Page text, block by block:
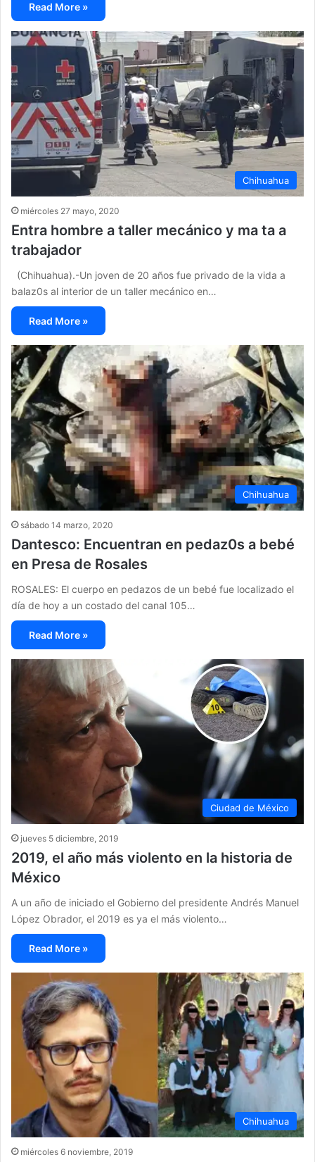
Read More »
Chihuahua
miércoles 27 mayo, 2020
Entra hombre a taller mecánico y ma ta a
trabajador
(Chihuahua).-Un joven de 20 años fue privado de la vida a
balaz0s al interior de un taller mecánico en…
Read More »
Chihuahua
sábado 14 marzo, 2020
Dantesco: Encuentran en pedaz0s a bebé
en Presa de Rosales
ROSALES: El cuerpo en pedazos de un bebé fue localizado el
día de hoy a un costado del canal 105…
Read More »
Ciudad de México
jueves 5 diciembre, 2019
2019, el año más violento en la historia de
México
A un año de iniciado el Gobierno del presidente Andrés Manuel
López Obrador, el 2019 es ya el más violento…
Read More »
Chihuahua
miércoles 6 noviembre, 2019